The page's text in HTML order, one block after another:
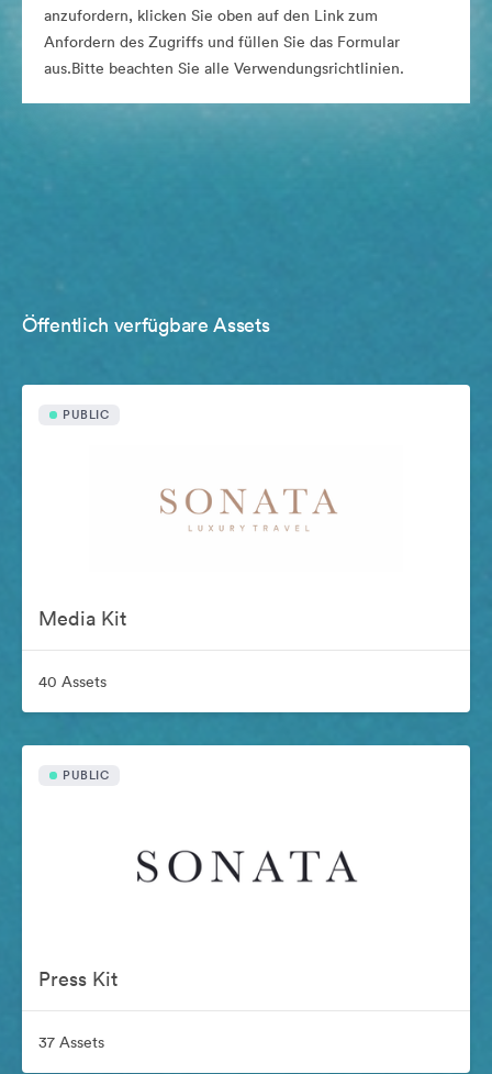
anzufordern, klicken Sie oben auf den Link zum
Anfordern des Zugriffs und füllen Sie das Formular
aus.Bitte beachten Sie alle Verwendungsrichtlinien.
Öffentlich verfügbare Assets
PUBLIC
Media Kit
40 Assets
PUBLIC
Press Kit
37 Assets